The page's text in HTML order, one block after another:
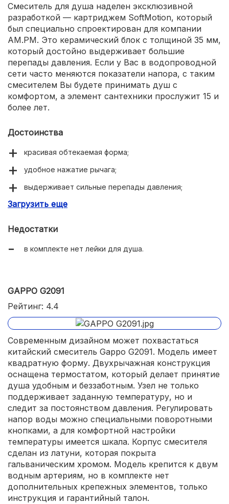
Смеситель для душа наделен эксклюзивной
разработкой — картриджем SoftMotion, который
был специально спроектирован для компании
AM.PM. Это керамический блок с толщиной 35 мм,
который достойно выдерживает большие
перепады давления. Если у Вас в водопроводной
сети часто меняются показатели напора, с таким
смесителем Вы будете принимать душ с
комфортом, а элемент сантехники прослужит 15 и
более лет.
Достоинства
красивая обтекаемая форма;
удобное нажатие рычага;
выдерживает сильные перепады давления;
обширная зона для движения рукой;
Загрузить еще
Недостатки
в комплекте нет лейки для душа.
GAPPO G2091
Рейтинг: 4.4
Современным дизайном может похвастаться
китайский смеситель Gappo G2091. Модель имеет
квадратную форму. Двухрычажная конструкция
оснащена термостатом, который делает принятие
душа удобным и беззаботным. Узел не только
поддерживает заданную температуру, но и
следит за постоянством давления. Регулировать
напор воды можно специальными поворотными
кнопками, а для комфортной настройки
температуры имеется шкала. Корпус смесителя
сделан из латуни, которая покрыта
гальваническим хромом. Модель крепится к двум
водным артериям, но в комплекте нет
дополнительных крепежных элементов, только
инструкция и гарантийный талон.